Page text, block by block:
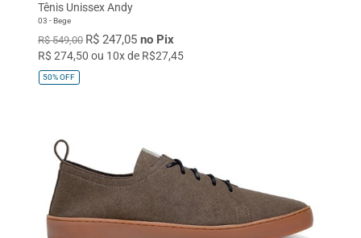
Tênis Unissex Andy
03 - Bege
R$ 549,00 R$ 247,05 no Pix
R$ 274,50 ou 10x de R$27,45
50%OFF